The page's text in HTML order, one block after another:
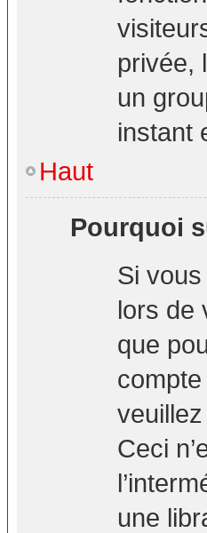
privée,
un
instant
Haut
Pourquoi
Si
lors de
que
Ceci
une